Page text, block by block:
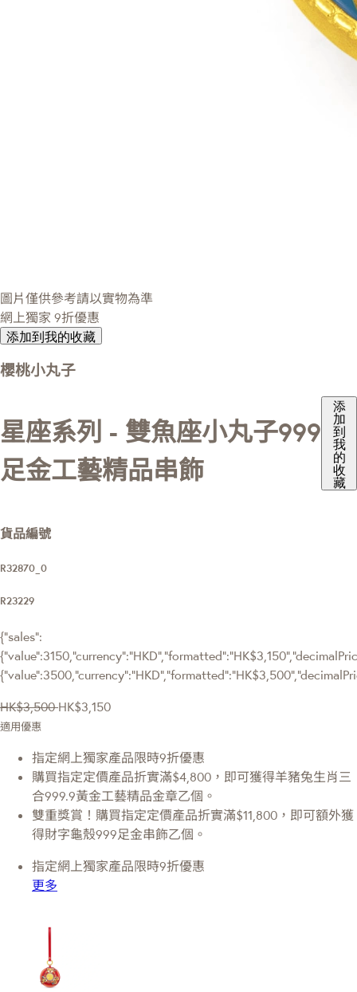
圖片僅供參考請以實物為準
網上獨家 9折優惠
添加到我的收藏
櫻桃小丸子
星座系列 - 雙魚座小丸子999
足金工藝精品串飾
添
加
到
我
的
收
藏
貨品編號
R32870_0
R23229
{"sales":
HK$3,500 HK$3,150
適用優惠
指定網上獨家產品限時9折優惠
購買指定定價產品折實滿$4,800，即可獲得羊豬兔生肖三
合999.9黃金工藝精品金章乙個。
雙重獎賞！購買指定定價產品折實滿$11,800，即可額外獲
得財字龜殼999足金串飾乙個。
指定網上獨家產品限時9折優惠
更多